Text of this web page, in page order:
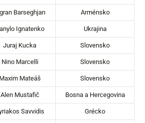
Barseghjan Arménsko
Ignatenko Ukrajina
Juraj Kucka Slovensko
Nino Marcelli Slovensko
Maxim Mateáš Slovensko
Alen Mustafič Bosna a Hercegovina
Savvidis Grécko